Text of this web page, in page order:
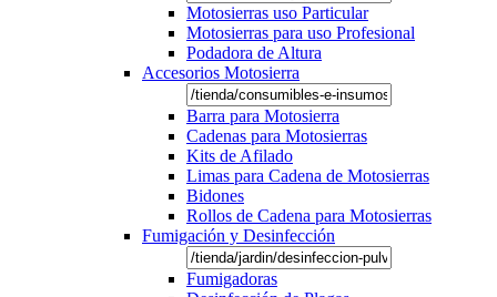
Motosierras uso Particular
Motosierras para uso Profesional
Podadora de Altura
Accesorios Motosierra
Barra para Motosierra
Cadenas para Motosierras
Kits de Afilado
Limas para Cadena de Motosierras
Bidones
Rollos de Cadena para Motosierras
Fumigación y Desinfección
Fumigadoras